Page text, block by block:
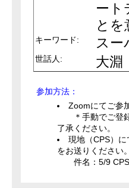
ート
と
キーワード: スー
世話人: 大
参加方法：
Zoomにてご参
＊手動でご登録
了承ください。
現地（CPS）
をお送りください。
件名：5/9 CPS